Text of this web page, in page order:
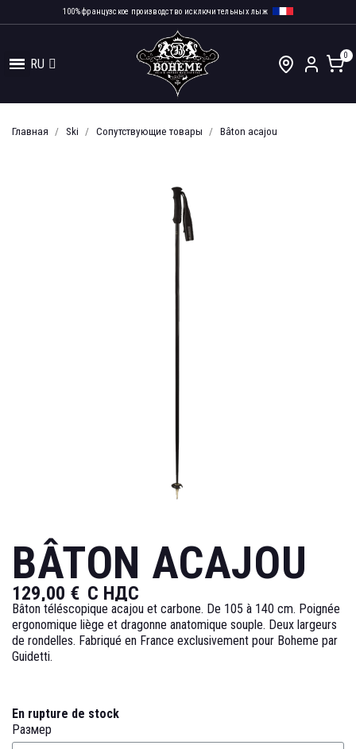
100% французское производство исключительных лыж
RU
Главная Ski Сопутствующие товары Bâton acajou
BÂTON ACAJOU
129,00 € С НДС
Bâton téléscopique acajou et carbone. De 105 à 140 cm. Poignée
ergonomique liège et dragonne anatomique souple. Deux largeurs
de rondelles. Fabriqué en France exclusivement pour Boheme par
Guidetti.
En rupture de stock
Размер